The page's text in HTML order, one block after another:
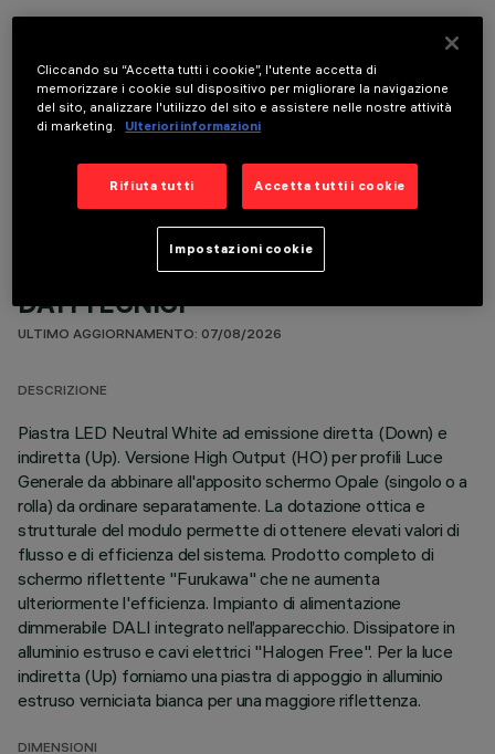
COMPONENTI OPZIONALI
DATI TECNICI
ULTIMO AGGIORNAMENTO: 07/08/2026
DESCRIZIONE
Piastra LED Neutral White ad emissione diretta (Down) e
indiretta (Up). Versione High Output (HO) per profili Luce
Generale da abbinare all'apposito schermo Opale (singolo o a
rolla) da ordinare separatamente. La dotazione ottica e
strutturale del modulo permette di ottenere elevati valori di
flusso e di efficienza del sistema. Prodotto completo di
schermo riflettente "Furukawa" che ne aumenta
ulteriormente l'efficienza. Impianto di alimentazione
dimmerabile DALI integrato nell’apparecchio. Dissipatore in
alluminio estruso e cavi elettrici "Halogen Free". Per la luce
indiretta (Up) forniamo una piastra di appoggio in alluminio
estruso verniciata bianca per una maggiore riflettenza.
DIMENSIONI
Cliccando su “Accetta tutti i cookie”, l'utente accetta di
memorizzare i cookie sul dispositivo per migliorare la navigazione
del sito, analizzare l'utilizzo del sito e assistere nelle nostre attività
di marketing.
Ulteriori informazioni
Rifiuta tutti Accetta tutti i cookie
Impostazioni cookie